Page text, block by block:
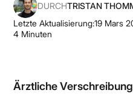
DURCHTRISTAN
Letzte Aktualisierung:19 Mars
4 Minuten
Ärztliche